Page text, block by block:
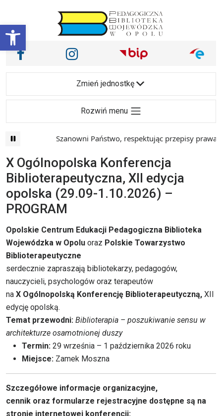
Otwórz pasek narzędzi
Main Navigation
Nasze media społecznościowe i inne
Facebook Instagram
Zmień jednostkę
Rozwiń menu
Szanowni Państwo, respektując przepisy prawa i
X Ogólnopolska Konferencja
Biblioterapeutyczna, XII edycja
opolska (29.09-1.10.2026) –
PROGRAM
Opolskie Centrum Edukacji Pedagogiczna Biblioteka
Wojewódzka w Opolu oraz Polskie Towarzystwo
Biblioterapeutyczne
serdecznie zapraszają bibliotekarzy, pedagogów,
nauczycieli, psychologów oraz terapeutów
na X Ogólnopolską Konferencję Biblioterapeutyczną, XII
edycję opolską.
Temat przewodni: Biblioterapia – poszukiwanie sensu w
architekturze osamotnionej duszy
Termin: 29 września – 1 października 2026 roku
Miejsce: Zamek Moszna
Szczegółowe informacje organizacyjne,
cennik oraz formularze rejestracyjne dostępne są na
stronie internetowej konferencji: